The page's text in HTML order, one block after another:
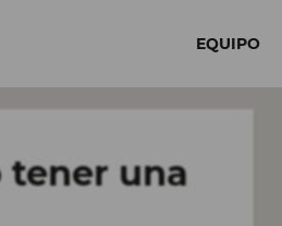
EQUIPO
tener una